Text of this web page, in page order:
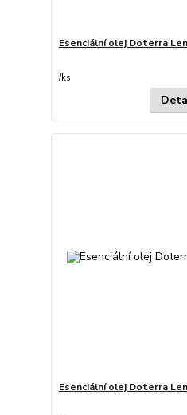
Esenciální olej Doterra
/ks
Esenciální olej Doterra